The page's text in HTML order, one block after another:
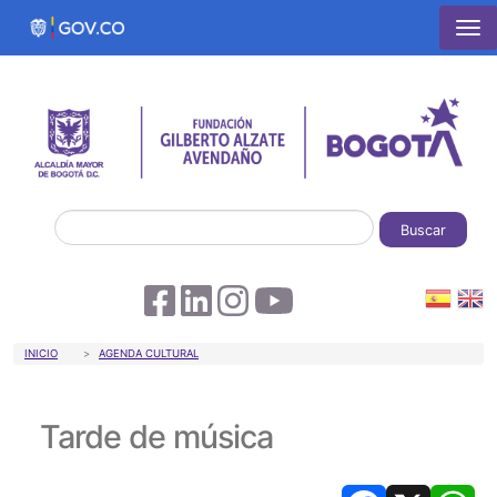
Pasar al contenido principal
Buscar
Sobrescribir enlaces de ayuda a la
INICIO AGENDA CULTURAL
Tarde de música